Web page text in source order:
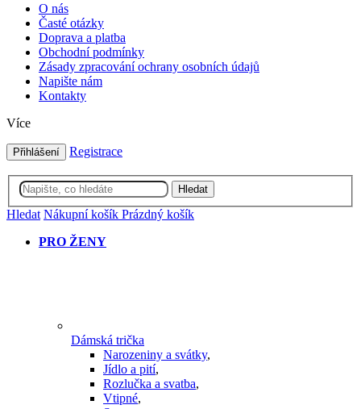
O nás
Časté otázky
Doprava a platba
Obchodní podmínky
Zásady zpracování ochrany osobních údajů
Napište nám
Kontakty
Více
Přihlášení Registrace